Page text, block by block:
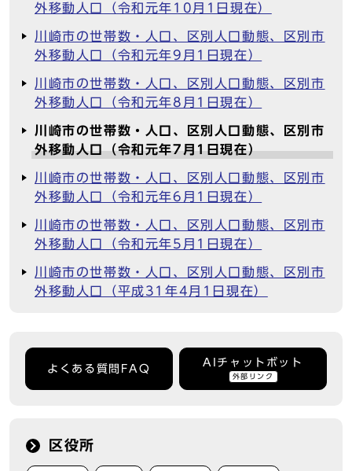
外移動人口（令和元年10月1日現在）
川崎市の世帯数・人口、区別人口動態、区別市
外移動人口（令和元年9月1日現在）
川崎市の世帯数・人口、区別人口動態、区別市
外移動人口（令和元年8月1日現在）
川崎市の世帯数・人口、区別人口動態、区別市
外移動人口（令和元年7月1日現在）
川崎市の世帯数・人口、区別人口動態、区別市
外移動人口（令和元年6月1日現在）
川崎市の世帯数・人口、区別人口動態、区別市
外移動人口（令和元年5月1日現在）
川崎市の世帯数・人口、区別人口動態、区別市
外移動人口（平成31年4月1日現在）
よくある質問FAQ
AIチャットボット
外部リンク
区役所